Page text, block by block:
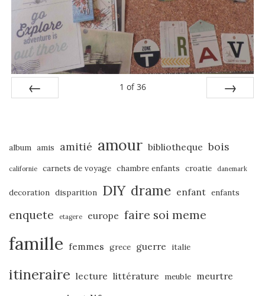
1 of 36
album amis amitié amour bibliotheque bois
californie carnets de voyage chambre enfants croatie danemark
decoration disparition DIY drame enfant enfants
enquete etagere europe faire soi meme
famille femmes grece guerre italie
itineraire lecture littérature meuble meurtre